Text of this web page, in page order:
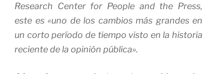
Research Center for People and the Press,
este es «uno de los cambios más grandes en
un corto período de tiempo visto en la historia
reciente de la opinión pública».